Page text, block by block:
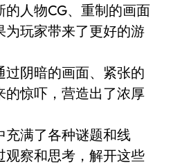
的人物CG、重制的画面
为玩家带来了更好的游
过阴暗的画面、紧张的
的惊吓，营造出了浓厚
充满了各种谜题和线
观察和思考，解开这些